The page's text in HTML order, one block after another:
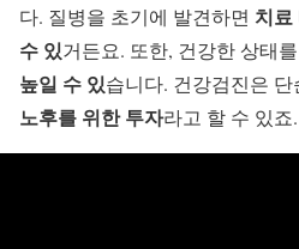
다. 질병을 초기에 발견하면 치료
수 있거든요. 또한, 건강한 상태
높일 수 있습니다. 건강검진은
노후를 위한 투자라고 할 수 있죠.